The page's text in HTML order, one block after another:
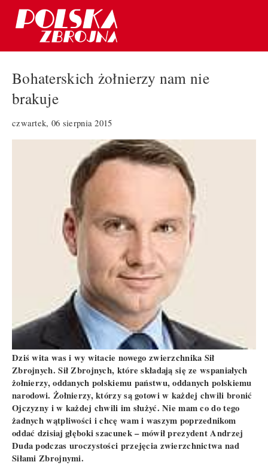
Bohaterskich żołnierzy nam nie
brakuje
czwartek, 06 sierpnia 2015
Dziś wita was i wy witacie nowego zwierzchnika Sił
Zbrojnych. Sił Zbrojnych, które składają się ze wspaniałych
żołnierzy, oddanych polskiemu państwu, oddanych polskiemu
narodowi. Żołnierzy, którzy są gotowi w każdej chwili bronić
Ojczyzny i w każdej chwili im służyć. Nie mam co do tego
żadnych wątpliwości i chcę wam i waszym poprzednikom
oddać dzisiaj głęboki szacunek – mówił prezydent Andrzej
Duda podczas uroczystości przejęcia zwierzchnictwa nad
Siłami Zbrojnymi.